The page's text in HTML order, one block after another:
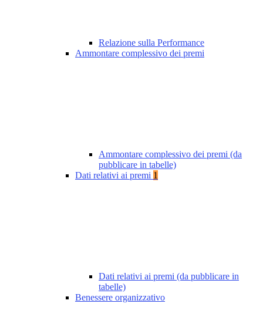
Relazione sulla Performance
Ammontare complessivo dei premi
Ammontare complessivo dei premi (da
pubblicare in tabelle)
Dati relativi ai premi 1
Dati relativi ai premi (da pubblicare in
tabelle)
Benessere organizzativo